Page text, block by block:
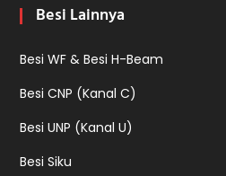
Besi Lainnya
Besi WF & Besi H-Beam
Besi CNP (Kanal C)
Besi UNP (Kanal U)
Besi Siku